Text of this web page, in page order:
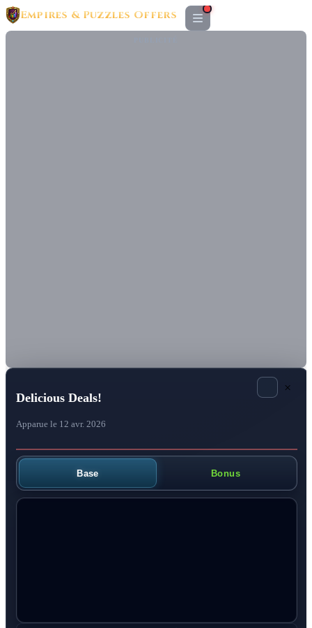
Empires & Puzzles Offers
Delicious Deals!
Apparue le 12 avr. 2026
×
Base Bonus